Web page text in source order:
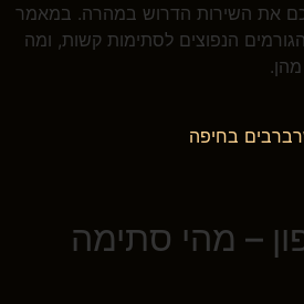
לכם את השירות הדרוש במהרה. במאמר
הנפוצים לסתימות קשות, ומה
בחיפה
– מהי סתימה